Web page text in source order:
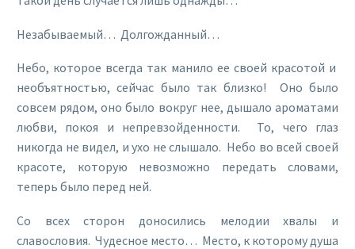
Незабываемый… Долгожданный…
Небо, которое всегда так манило ее своей красотой и
необъятностью, сейчас было так близко! Оно было
совсем рядом, оно было вокруг нее, дышало ароматами
любви, покоя и непревзойденности. То, чего глаз
никогда не видел, и ухо не слышало. Небо во всей своей
красоте, которую невозможно передать словами,
теперь было перед ней.
Со всех сторон доносились мелодии хвалы и
славословия. Чудесное место… Место, к которому душа